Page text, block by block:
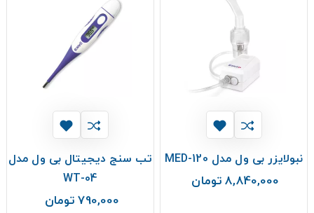
نبولایزر بی ول مدل MED-120
8,840,000 تومان
تب سنج دیجیتال بی ول مدل
WT-04
790,000 تومان